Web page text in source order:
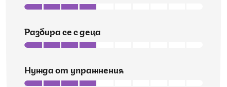
Разбира се с деца
Нужда от упражнения